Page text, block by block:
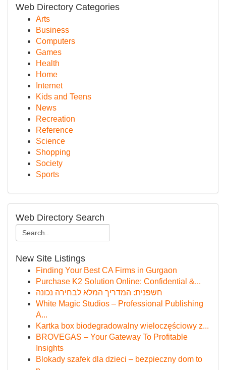
Web Directory Categories
Arts
Business
Computers
Games
Health
Home
Internet
Kids and Teens
News
Recreation
Reference
Science
Shopping
Society
Sports
Web Directory Search
New Site Listings
Finding Your Best CA Firms in Gurgaon
Purchase K2 Solution Online: Confidential &...
חשפנית: המדריך המלא לבחירה נכונה
White Magic Studios – Professional Publishing
A...
Kartka box biodegradowalny wieloczęściowy z...
BROVEGAS – Your Gateway To Profitable
Insights
Blokady szafek dla dzieci – bezpieczny dom to